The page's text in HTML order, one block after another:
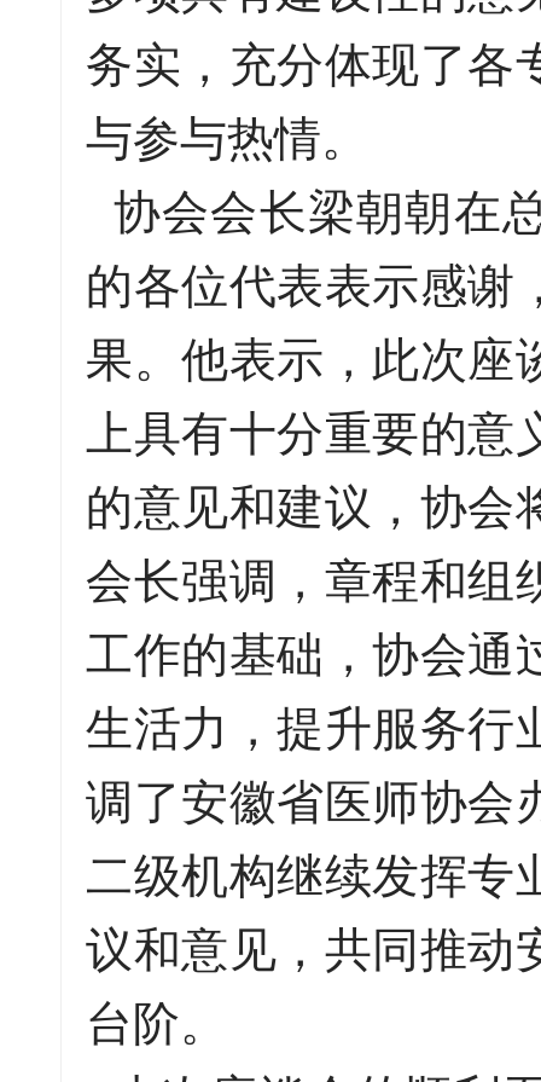
务实，充分体现了各
与参与热情。
协会会长梁朝朝在
的各位代表表示感谢
果。他表示，此次座
上具有十分重要的
的意见和建议，协会
会长强调，章程和组
工作的基础，协会通
生活力，提升服务行
调了安徽省医师协会
二级机构继续发挥专
议和意见，共同推动
台阶。